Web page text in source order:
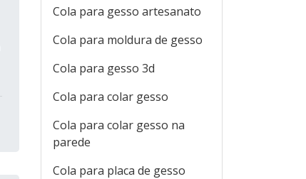
Cola para gesso artesanato
Cola para moldura de gesso
Cola para gesso 3d
Cola para colar gesso
Cola para colar gesso na
parede
Cola para placa de gesso